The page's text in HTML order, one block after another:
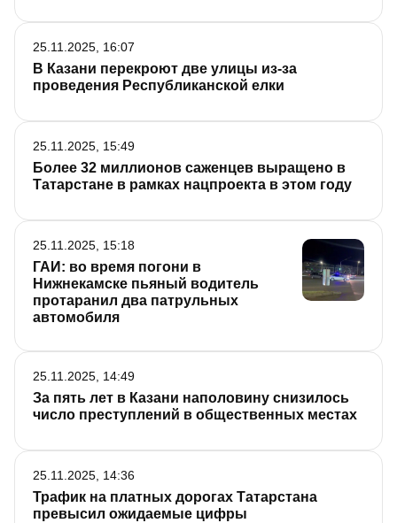
В Казани перекроют две улицы из-за
проведения Республиканской елки
25.11.2025, 16:07
Более 32 миллионов саженцев выращено в
Татарстане в рамках нацпроекта в этом году
25.11.2025, 15:49
ГАИ: во время погони в
Нижнекамске пьяный водитель
протаранил два патрульных
автомобиля
25.11.2025, 15:18
За пять лет в Казани наполовину снизилось
число преступлений в общественных местах
25.11.2025, 14:49
Трафик на платных дорогах Татарстана
превысил ожидаемые цифры
25.11.2025, 14:36